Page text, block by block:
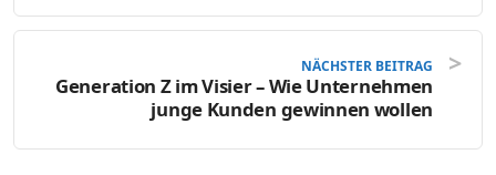
NÄCHSTER BEITRAG
Generation Z im Visier – Wie Unternehmen
junge Kunden gewinnen wollen